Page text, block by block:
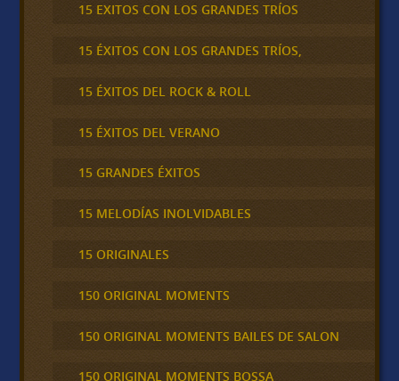
15 EXITOS CON LOS GRANDES TRÍOS
15 ÉXITOS CON LOS GRANDES TRÍOS,
15 ÉXITOS DEL ROCK & ROLL
15 ÉXITOS DEL VERANO
15 GRANDES ÉXITOS
15 MELODÍAS INOLVIDABLES
15 ORIGINALES
150 ORIGINAL MOMENTS
150 ORIGINAL MOMENTS BAILES DE SALON
150 ORIGINAL MOMENTS BOSSA